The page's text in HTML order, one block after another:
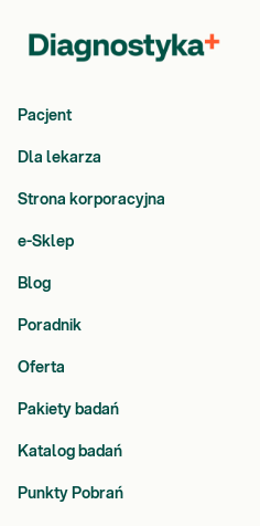
Pacjent
Dla lekarza
Strona korporacyjna
e-Sklep
Blog
Poradnik
Oferta
Pakiety badań
Katalog badań
Punkty Pobrań